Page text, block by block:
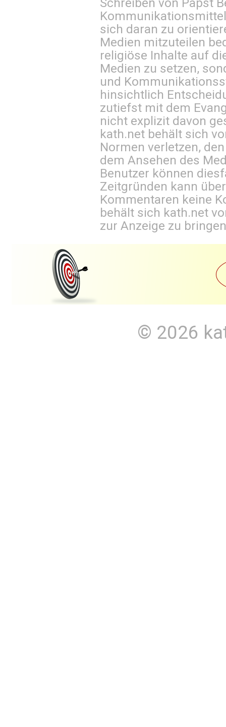
sich daran zu
Medien mitzuteilen
religiöse Inhalte auf
Medien zu setzen,
und
hinsichtlich
zutiefst mit dem
nicht explizit davon
kath.net behält sich
Normen verletzen,
dem Ansehen des
Benutzer können
Zeitgründen kann
Kommentaren keine
behält sich kath.net
zur Anzeige zu
© 2026